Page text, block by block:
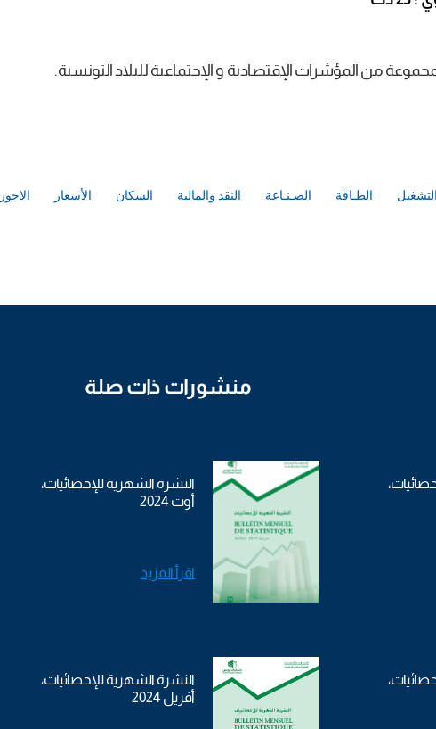
من المؤشرات الإقتصادية و الإجتماعية للبلاد التونسية.
التشغيل الطـاقة الصـنـاعة النقد والمالية السكان الأسعار الاجور
منشورات ذات صلة
النشرة الشهرية للإحصائيات،
أوت 2024
اقرأ المزيد
النشرة الشهرية للإحصائيات،
أفريل 2024